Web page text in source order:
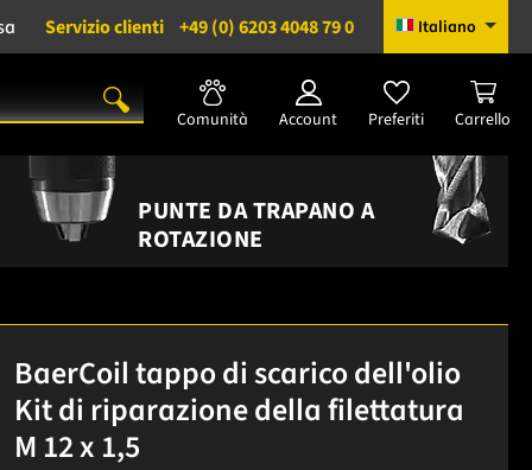
Servizio clienti +49 (0) 6203 4048 79 0 Italiano
Comunità Account Preferiti Carrello
PUNTE DA TRAPANO A
ROTAZIONE
BaerCoil tappo di scarico dell'olio
Kit di riparazione della filettatura
M 12 x 1,5